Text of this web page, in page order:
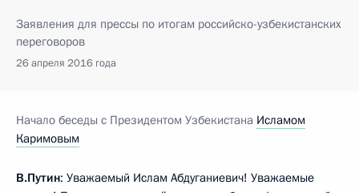
Заявления для прессы по итогам российско-узбекистанских
переговоров
26 апреля 2016 года
Начало беседы с Президентом Узбекистана Исламом
Каримовым
В.Путин: Уважаемый Ислам Абдуганиевич! Уважаемые